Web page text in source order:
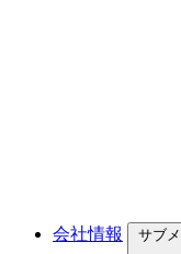
会社情報 サブ